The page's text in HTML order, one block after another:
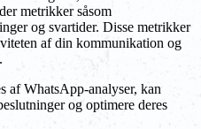
metrikker såsom
og svartider. Disse metrikker
af din kommunikation og
af WhatsApp-analyser, kan
og optimere deres